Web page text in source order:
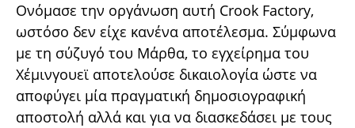
Ονόμασε την οργάνωση αυτή Crook Factory,
ωστόσο δεν είχε κανένα αποτέλεσμα. Σύμφωνα
με τη σύζυγό του Μάρθα, το εγχείρημα του
Χέμινγουεϊ αποτελούσε δικαιολογία ώστε να
αποφύγει μία πραγματική δημοσιογραφική
αποστολή αλλά και για να διασκεδάσει με τους